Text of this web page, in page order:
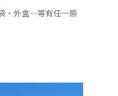
、外盒…等有任一原